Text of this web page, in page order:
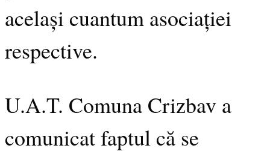
același cuantum asociației
respective.
U.A.T. Comuna Crizbav a
comunicat faptul că se